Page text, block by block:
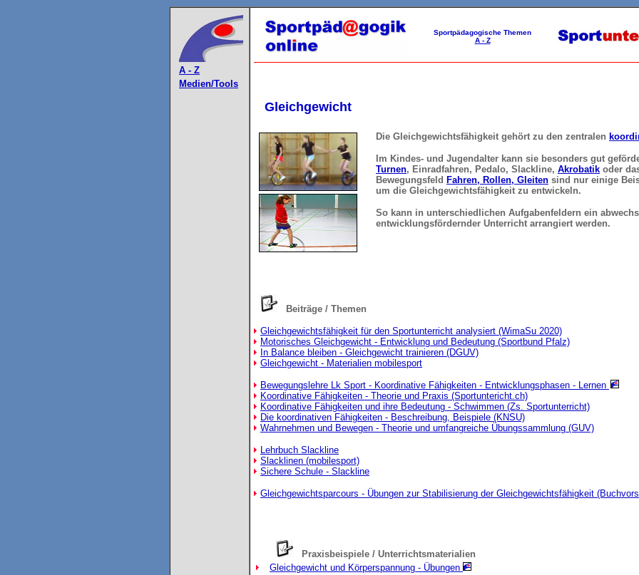
A - Z
Medien/Tools
Sportpädagogische Themen
A - Z
Gleichgewicht
Die Gleichgewichtsfähigkeit gehört zu den zentralen
Im Kindes- und Jugendalter kann sie besonders gut
Turnen, Einradfahren, Pedalo, Slackline, Akrobatik oder
Bewegungsfeld Fahren, Rollen, Gleiten sind nur einige
um die Gleichgewichtsfähigkeit zu entwickeln.
So kann in unterschiedlichen Aufgabenfeldern ein
entwicklungsfördernder Unterricht arrangiert werden.
Beiträge / Themen
Gleichgewichtsfähigkeit für den Sportunterricht analysiert (WimaSu 2020)
Motorisches Gleichgewicht - Entwicklung und Bedeutung (Sportbund Pfalz)
In Balance bleiben - Gleichgewicht trainieren (DGUV)
Gleichgewicht - Materialien mobilesport
Bewegungslehre Lk Sport - Koordinative Fähigkeiten - Entwicklungsphasen - Lernen
Koordinative Fähigkeiten - Theorie und Praxis (Sportuntericht.ch)
Koordinative Fähigkeiten und ihre Bedeutung - Schwimmen (Zs. Sportunterricht)
Die koordinativen Fähigkeiten - Beschreibung, Beispiele (KNSU)
Wahrnehmen und Bewegen - Theorie und umfangreiche Übungssammlung (GUV)
Lehrbuch Slackline
Slacklinen (mobilesport)
Sichere Schule - Slackline
Gleichgewichtsparcours - Übungen zur Stabilisierung der Gleichgewichtsfähigkeit
Praxisbeispiele / Unterrichtsmaterialien
Gleichgewicht und Körperspannung - Übungen